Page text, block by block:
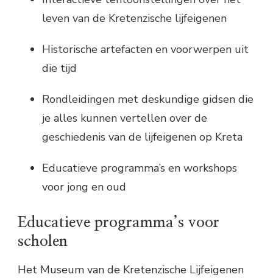
leven van de Kretenzische lijfeigenen
Historische artefacten en voorwerpen uit
die tijd
Rondleidingen met deskundige gidsen die
je alles kunnen vertellen over de
geschiedenis van de lijfeigenen op Kreta
Educatieve programma’s en workshops
voor jong en oud
Educatieve programma’s voor
scholen
Het Museum van de Kretenzische Lijfeigenen